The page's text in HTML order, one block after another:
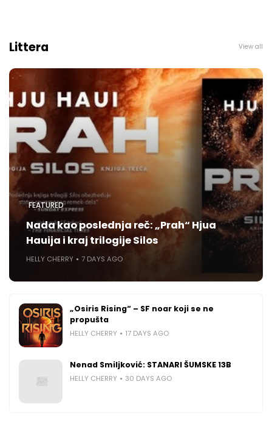
Littera View all
FEATURED
Nada kao poslednja reč: „Prah“ Hjua
Hauija i kraj trilogije Silos
HELLY CHERRY 7 DAYS AGO
„Osiris Rising“ – SF noar koji se ne
propušta
HELLY CHERRY 17 DAYS AGO
Nenad Smiljković: STANARI ŠUMSKE 13B
HELLY CHERRY 30 DAYS AGO